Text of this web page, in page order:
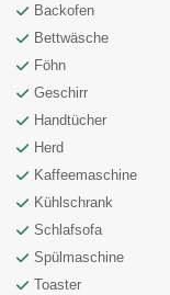
Backofen
Bettwäsche
Föhn
Geschirr
Handtücher
Herd
Kaffeemaschine
Kühlschrank
Schlafsofa
Spülmaschine
Toaster